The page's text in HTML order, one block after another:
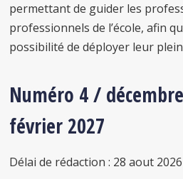
permettant de guider les
professionnels de l’école, afin
possibilité de déployer leur
Numéro 4 /
février 2027
Délai de rédaction : 28 aout 2026